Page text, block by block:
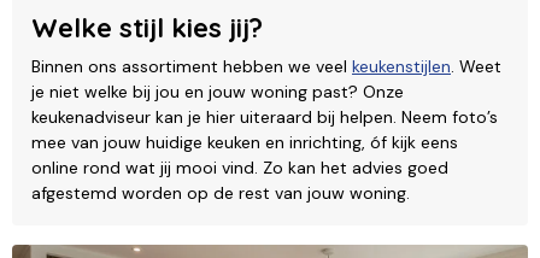
Welke stijl kies jij?
Binnen ons assortiment hebben we veel keukenstijlen. Weet
je niet welke bij jou en jouw woning past? Onze
keukenadviseur kan je hier uiteraard bij helpen. Neem foto’s
mee van jouw huidige keuken en inrichting, óf kijk eens
online rond wat jij mooi vind. Zo kan het advies goed
afgestemd worden op de rest van jouw woning.